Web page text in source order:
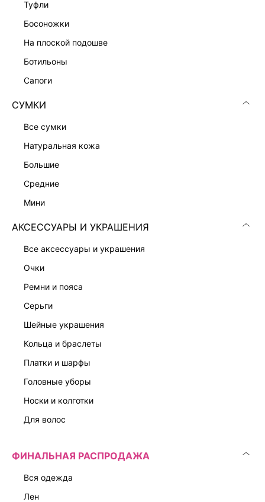
туфли
босоножки
на плоской подошве
ботильоны
сапоги
СУМКИ
все сумки
натуральная кожа
большие
средние
мини
АКСЕССУАРЫ И УКРАШЕНИЯ
все аксессуары и украшения
очки
ремни и пояса
серьги
шейные украшения
кольца и браслеты
платки и шарфы
головные уборы
носки и колготки
для волос
ФИНАЛЬНАЯ РАСПРОДАЖА
вся одежда
лен
ТОЛСТОВКА
6 599 ₽
ДЖИНСЫ-БАЛЛОНЫ
7 599 ₽
ВЕЛЬВЕТОВЫЕ ДЖИНСЫ